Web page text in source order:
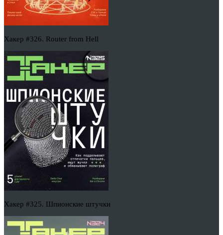
Хакер #326. Router from Hell
Хакер #325. Шпионские штучки